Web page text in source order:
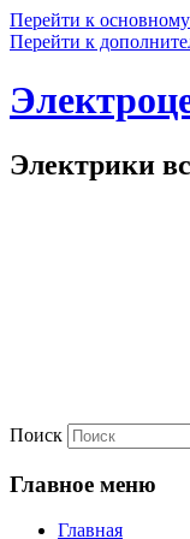
Перейти к
Перейти к
Электрики
Поиск
Главное меню
Главная